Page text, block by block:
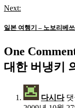
색
Next:
일본 여행기 – 노보리베
One
대한 버냉키
다시다